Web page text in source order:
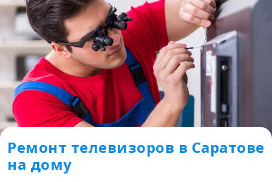
Ремонт телевизоров в Саратове
на дому